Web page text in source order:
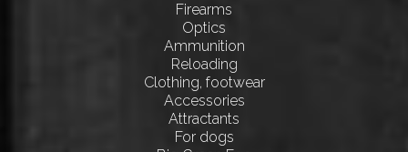
Firearms
Optics
Ammunition
Reloading
Clothing, footwear
Accessories
Attractants
For dogs